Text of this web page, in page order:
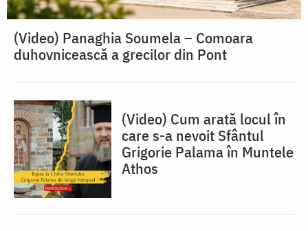
(Video) Panaghia Soumela – Comoara
duhovnicească a grecilor din Pont
(Video) Cum arată locul în
care s-a nevoit Sfântul
Grigorie Palama în Muntele
Athos